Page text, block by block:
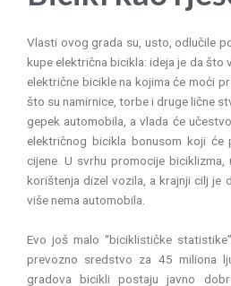
Vlasti ovog grada su, usto, odlučile
kupe električna bicikla: ideja je da što
električne bicikle na kojima će moći
što su namirnice, torbe i druge lične
gepek automobila, a vlada će
električnog bicikla bonusom koji će
cijene. U svrhu promocije biciklizma,
korištenja dizel vozila, a krajnji cilj je
više nema automobila.
Evo još malo “biciklističke
prevozno sredstvo za 45 miliona
gradova bicikli postaju javno